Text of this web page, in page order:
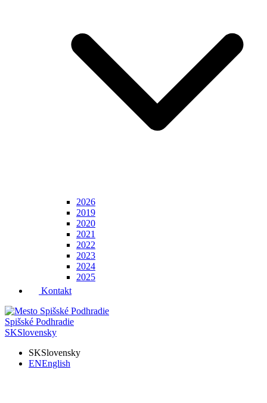
2026
2019
2020
2021
2022
2023
2024
2025
Kontakt
Spišské Podhradie
SKSlovensky
SKSlovensky
ENEnglish